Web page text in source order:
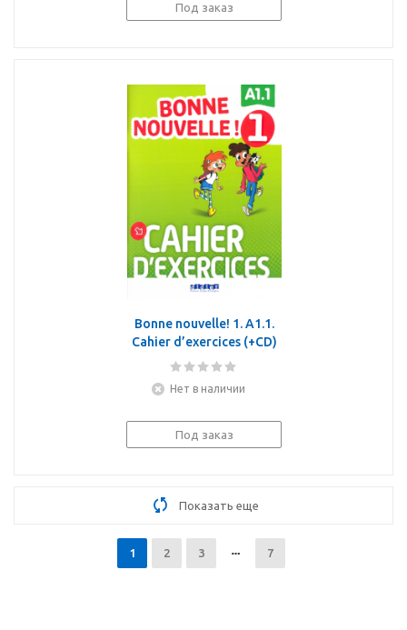
Под заказ
Bonne nouvelle! 1. A1.1.
Cahier d’exercices (+CD)
Нет в наличии
Под заказ
Показать еще
1 2 3 7